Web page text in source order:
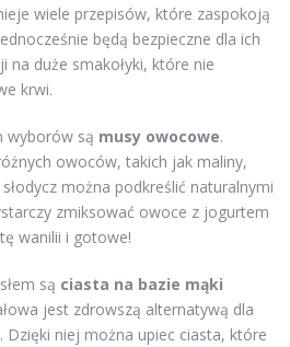
wiele przepisów, które zaspokoją
będą bezpieczne dla ich
na duże smakołyki, które nie
krwi.
wyborów są musy owocowe.
owoców, takich jak maliny,
można podkreślić naturalnymi
zmiksować owoce z jogurtem
wanilii i gotowe!
są ciasta na bazie mąki
jest zdrowszą alternatywą dla
niej można upiec ciasta, które